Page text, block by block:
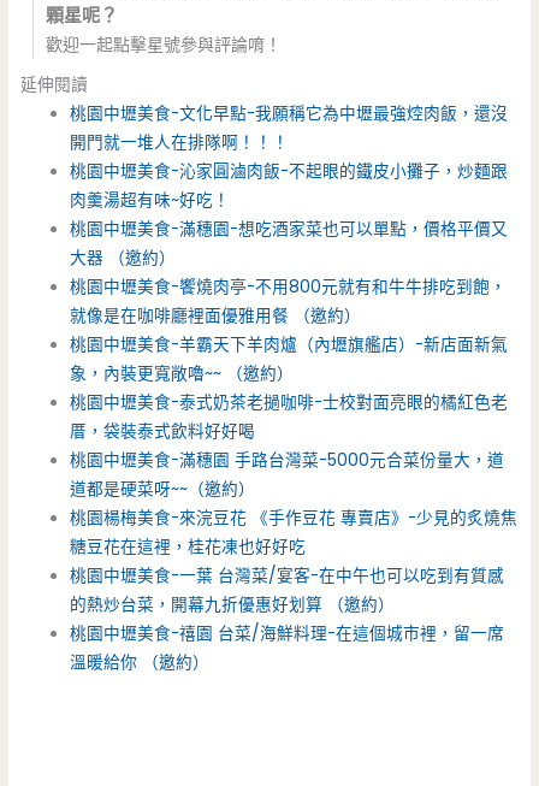
顆星呢？
歡迎一起點擊星號參與評論唷！
延伸閱讀
桃園中壢美食-文化早點-我願稱它為中壢最強焢肉飯，還沒
開門就一堆人在排隊啊！！！
桃園中壢美食-沁家圓滷肉飯-不起眼的鐵皮小攤子，炒麵跟
肉羹湯超有味~好吃！
桃園中壢美食-滿穗園-想吃酒家菜也可以單點，價格平價又
大器 （邀約）
桃園中壢美食-饗燒肉亭-不用800元就有和牛牛排吃到飽，
就像是在咖啡廳裡面優雅用餐 （邀約）
桃園中壢美食-羊霸天下羊肉爐（內壢旗艦店）-新店面新氣
象，內裝更寬敞嚕~~ （邀約）
桃園中壢美食-泰式奶茶老撾咖啡-士校對面亮眼的橘紅色老
厝，袋裝泰式飲料好好喝
桃園中壢美食-滿穗園 手路台灣菜-5000元合菜份量大，道
道都是硬菜呀~~（邀約）
桃園楊梅美食-來浣豆花 《手作豆花 專賣店》-少見的炙燒焦
糖豆花在這裡，桂花凍也好好吃
桃園中壢美食-一葉 台灣菜/宴客-在中午也可以吃到有質感
的熱炒台菜，開幕九折優惠好划算 （邀約）
桃園中壢美食-禧園 台菜/海鮮料理-在這個城市裡，留一席
溫暖給你 （邀約）